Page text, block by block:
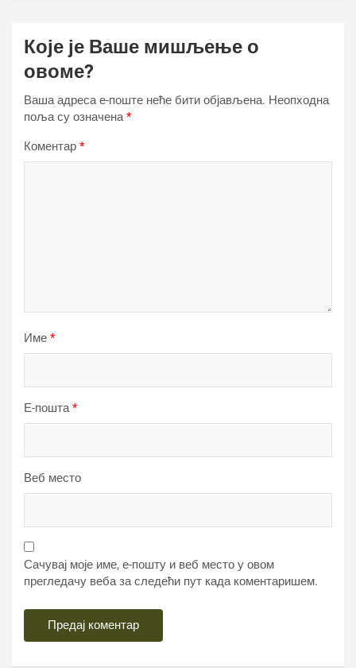
Које је Ваше мишљење о
овоме?
Ваша адреса е-поште неће бити објављена. Неопходна
поља су означена*
Коментар *
Име *
Е-пошта*
Веб место
Сачувај моје име, е-пошту и веб место у овом
прегледачу веба за следећи пут када коментаришем.